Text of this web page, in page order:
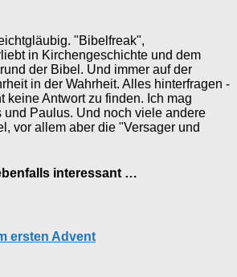
"Bibelfreak",
in Kirchengeschichte und dem
der Bibel. Und immer auf der
in der Wahrheit. Alles hinterfragen -
keine Antwort zu finden. Ich mag
und Paulus. Und noch viele andere
vor allem aber die "Versager und
interessant …
ersten Advent